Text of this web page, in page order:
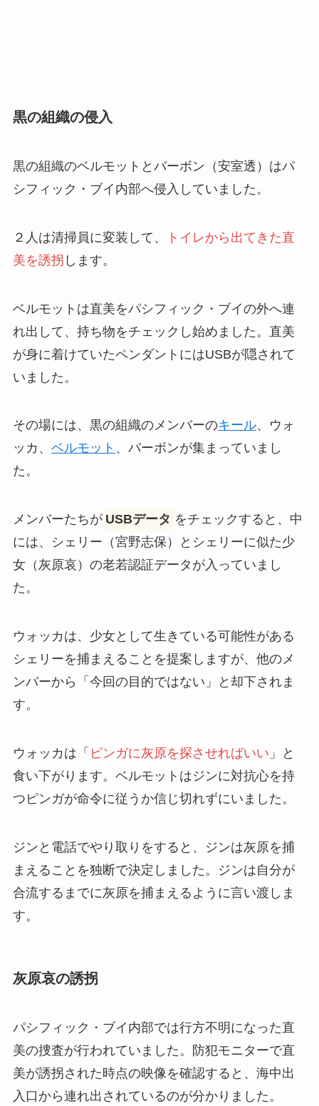
黒の組織の侵入
黒の組織のベルモットとバーボン（安室透）はパ
シフィック・ブイ内部へ侵入していました。
２人は清掃員に変装して、
トイレから出てきた直
美を誘拐 します。
ベルモットは直美をパシフィック・ブイの外へ連
れ出して、持ち物をチェックし始めました。直美
が身に着けていたペンダントにはUSBが隠されて
いました。
その場には、黒の組織のメンバーのキール、ウォ
ッカ、 ベルモット 、バーボンが集まっていまし
た。
メンバーたちが USBデータ をチェックすると、中
には、シェリー（宮野志保）とシェリーに似た少
女（灰原哀）の老若認証データが入っていまし
た。
ウォッカは、少女として生きている可能性がある
シェリーを捕まえることを提案しますが、他のメ
ンバーから「今回の目的ではない」と却下されま
す。
ウォッカは「 ピンガに灰原を探させればいい 」と
食い下がります。ベルモットはジンに対抗心を持
つピンガが命令に従うか信じ切れずにいました。
ジンと電話でやり取りをすると、ジンは灰原を捕
まえることを独断で決定しました。ジンは自分が
合流するまでに灰原を捕まえるように言い渡しま
す。
灰原哀の誘拐
パシフィック・ブイ内部では行方不明になった直
美の捜査が行われていました。防犯モニターで直
美が誘拐された時点の映像を確認すると、海中出
入口から連れ出されているのが分かりました。